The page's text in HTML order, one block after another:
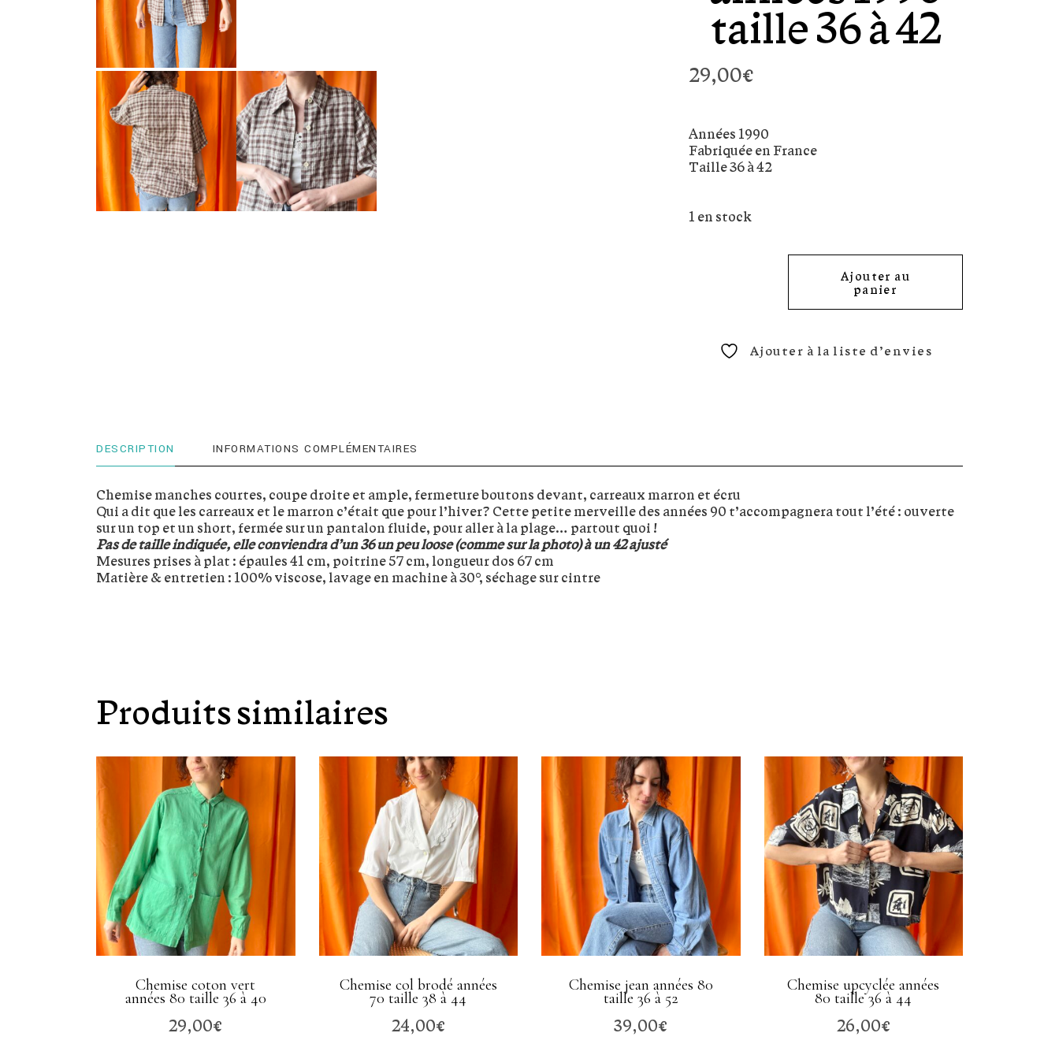
taille 36 à 42
29,00€
Années 1990
Fabriquée en France
Taille 36 à 42
1 en stock
Ajouter au
panier
Ajouter à la liste d’envies
DESCRIPTION INFORMATIONS COMPLÉMENTAIRES
Chemise manches courtes, coupe droite et ample, fermeture boutons devant, carreaux marron et écru
Qui a dit que les carreaux et le marron c’était que pour l’hiver? Cette petite merveille des années 90 t’accompagnera tout l’été : ouverte
sur un top et un short, fermée sur un pantalon fluide, pour aller à la plage… partout quoi !
Pas de taille indiquée, elle conviendra d’un 36 un peu loose (comme sur la photo) à un 42 ajusté
Mesures prises à plat : épaules 41 cm, poitrine 57 cm, longueur dos 67 cm
Matière & entretien : 100% viscose, lavage en machine à 30°, séchage sur cintre
Produits similaires
Chemise coton vert
années 80 taille 36 à 40
29,00€
Chemise col brodé années
70 taille 38 à 44
24,00€
Chemise jean années 80
taille 36 à 52
39,00€
Chemise upcyclée années
80 taille 36 à 44
26,00€